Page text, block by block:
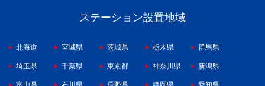
ステーション設置地域
北海道 宮城県 茨城県 栃木県 群馬県
埼玉県 千葉県 東京都 神奈川県 新潟県